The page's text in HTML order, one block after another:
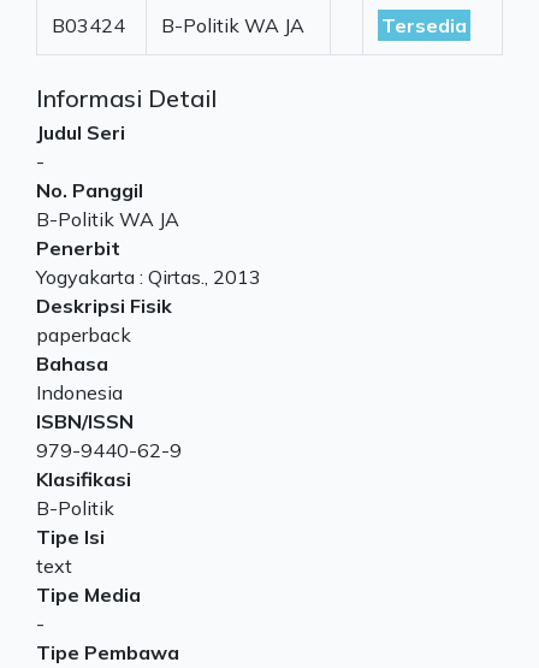
B03424 B-Politik WA JA Tersedia
Informasi Detail
Judul Seri
-
No. Panggil
B-Politik WA JA
Penerbit
Yogyakarta : Qirtas., 2013
Deskripsi Fisik
paperback
Bahasa
Indonesia
ISBN/ISSN
979-9440-62-9
Klasifikasi
B-Politik
Tipe Isi
text
Tipe Media
-
Tipe Pembawa